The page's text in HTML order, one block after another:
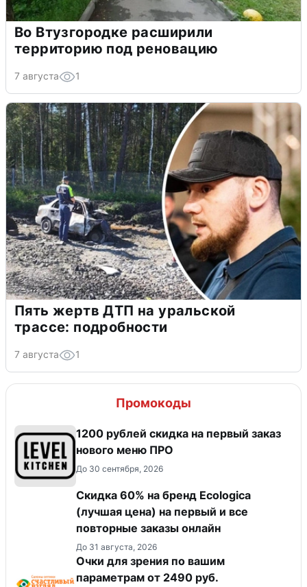
Во Втузгородке расширили
территорию под реновацию
7 августа 1
Пять жертв ДТП на уральской
трассе: подробности
7 августа 1
Промокоды
​1200 рублей скидка на первый заказ
нового меню ПРО
До 30 сентября, 2026
Скидка 60% на бренд Ecologica
(лучшая цена) на первый и все
повторные заказы онлайн
До 31 августа, 2026
Очки для зрения по вашим
параметрам от 2490 руб.